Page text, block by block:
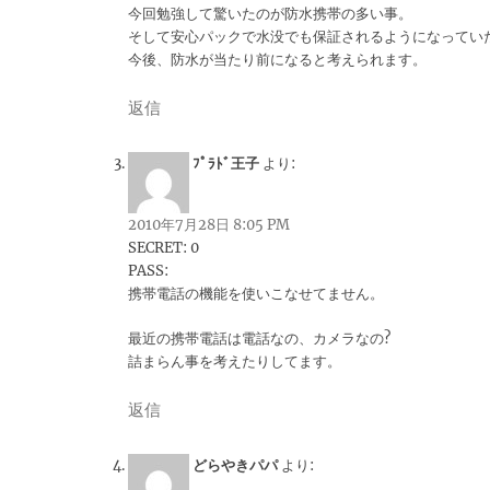
今回勉強して驚いたのが防水携帯の多い事。
そして安心パックで水没でも保証されるようになってい
今後、防水が当たり前になると考えられます。
返信
ﾌﾟﾗﾄﾞ王子 より:
2010年7月28日 8:05 PM
SECRET: 0
PASS:
携帯電話の機能を使いこなせてません。
最近の携帯電話は電話なの、カメラなの?
詰まらん事を考えたりしてます。
返信
どらやきパパ より: